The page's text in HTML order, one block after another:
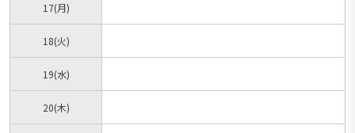
17(月)
18(火)
19(水)
20(木)